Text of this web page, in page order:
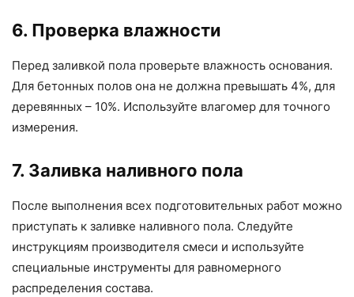
6. Проверка влажности
Перед заливкой пола проверьте влажность основания.
Для бетонных полов она не должна превышать 4%, для
деревянных – 10%. Используйте влагомер для точного
измерения.
7. Заливка наливного пола
После выполнения всех подготовительных работ можно
приступать к заливке наливного пола. Следуйте
инструкциям производителя смеси и используйте
специальные инструменты для равномерного
распределения состава.